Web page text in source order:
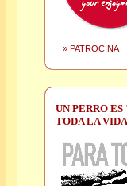
» PATROCINA
UN PERRO ES
TODA LA